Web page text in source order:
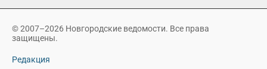
© 2007–2026 Новгородские ведомости. Все права
защищены.
Редакция